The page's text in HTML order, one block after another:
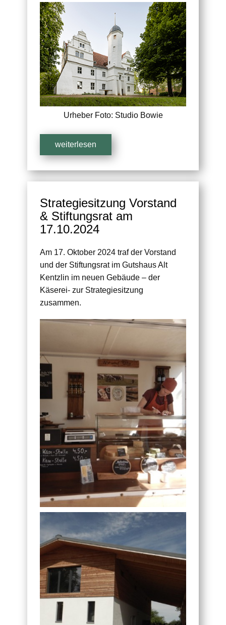
Urheber Foto: Studio Bowie
weiterlesen
Strategiesitzung Vorstand
& Stiftungsrat am
17.10.2024
Am 17. Oktober 2024 traf der Vorstand
und der Stiftungsrat im Gutshaus Alt
Kentzlin im neuen Gebäude – der
Käserei- zur Strategiesitzung
zusammen.